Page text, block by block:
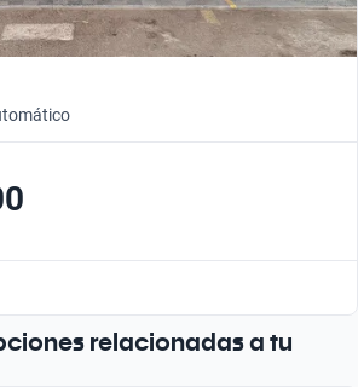
relacionadas a tu